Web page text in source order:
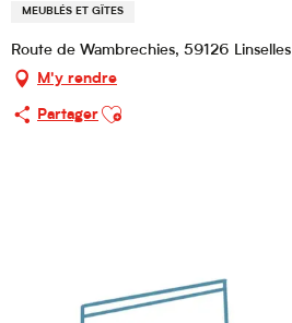
MEUBLÉS ET GÎTES
Route de Wambrechies, 59126 Linselles
M'y rendre
Partager
Ajouter aux favoris